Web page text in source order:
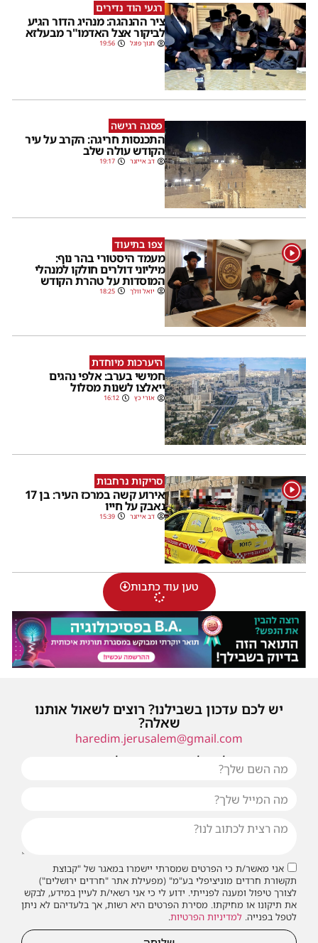
רגעי הוד נדירים
ציר ההנהגה: מנהיג הדור הגיע
לביקור אצל האדמו"ר מבעלזא
חנוך פוגל 19:56
פסגה רגישה
התכנסות חריגה: הקרב על עיר
הקודש עולה שלב
דב אייזנר 19:17
1 צפו בתיעוד
מעמד היסטורי בהר נוף:
מיליוני דולרים חולקו למנהלי
המוסדות על טהרת הקודש
יואל וולך 18:25
היערכות מיוחדת
חמישי בערב: אלפי נהגים
ייאלצו לשנות מסלול
אורי כץ 16:12
1 סריקות נרחבות
אירוע קשה במרכז העיר: בן 17
נאבק על חייו
דב אייזנר 15:39
טען עוד כתבות
יש לכם עדכון בשבילנו? רוצים לשאול אותנו
שאלה?
haredim.jerusalem@gmail.com
או שילחו אלינו פנייה ונחזור אליכם בהקדם
אני מאשר/ת כי הפרטים שמסרתי יישמרו במאגר של "קבוצת
תקשורת חרדים מוניציפלי בע"מ" (מפעילת אתר "חרדים ירושלים")
לצורך טיפול ומענה לפנייתי. ידוע לי כי אני רשאי/ת לעיין במידע, לבקש
את תיקונו או מחיקתו. מסירת הפרטים היא רשות, אך בלעדיהם לא ניתן
לטפל בפנייה. למדיניות הפרטיות.